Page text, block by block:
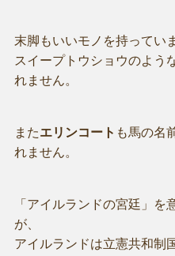
末脚もいいモノを持ってい
スイープトウショウのよう
れません。
またエリンコート も馬の名
れません。
「アイルランドの宮廷」を
が、
アイルランドは立憲共和制